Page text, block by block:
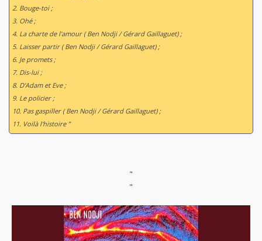
2. Bouge-toi ;
3. Ohé ;
4. La charte de l'amour ( Ben Nodji / Gérard Gaillaguet) ;
5. Laisser partir ( Ben Nodji / Gérard Gaillaguet) ;
6. Je promets ;
7. Dis-lui ;
8. D'Adam et Eve ;
9. Le policier ;
10. Pas gaspiller ( Ben Nodji / Gérard Gaillaguet) ;
11. Voilà l'histoire ”
"
"